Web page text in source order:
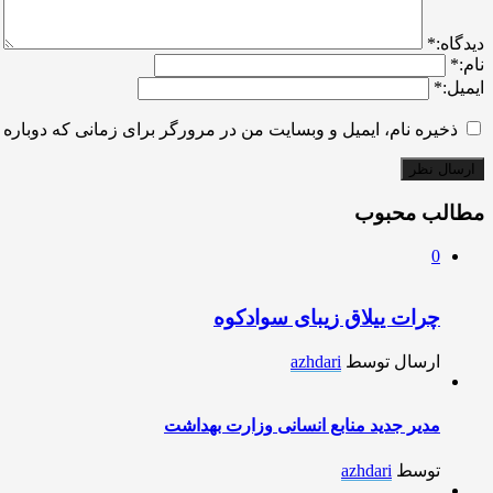
ديدگاه:*
نام:*
ایمیل:*
ذخیره نام، ایمیل و وبسایت من در مرورگر برای زمانی که
مطالب محبوب
0
چرات ییلاق زیبای سوادکوه
ارسال توسط azhdari
مدیر جدید منابع انسانی وزارت بهداشت
توسط azhdari